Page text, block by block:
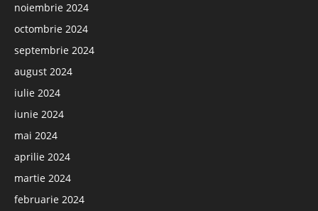
noiembrie 2024
octombrie 2024
septembrie 2024
august 2024
iulie 2024
iunie 2024
mai 2024
aprilie 2024
martie 2024
februarie 2024